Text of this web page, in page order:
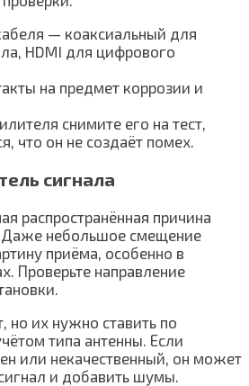
— коаксиальный для
HDMI для цифрового
на предмет коррозии и
снимите его на тест,
что он не создаёт помех.
сигнала
распространённая причина
Даже небольшое смещение
приёма, особенно в
Проверьте направление
но их нужно ставить по
типа антенны. Если
или некачественный, он может
и добавить шумы.